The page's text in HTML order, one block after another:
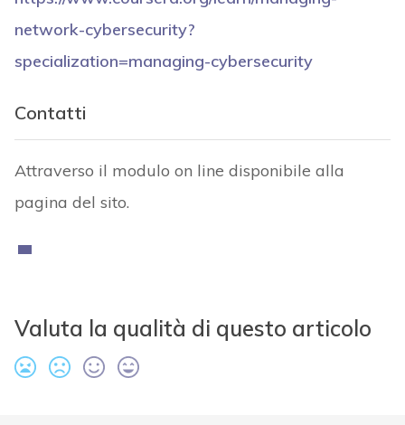
network-cybersecurity?
specialization=managing-cybersecurity
Contatti
Attraverso il modulo on line disponibile alla
pagina del sito.
Valuta la qualità di questo articolo